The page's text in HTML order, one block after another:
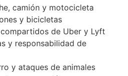
camión y motocicleta
y bicicletas
de Uber y Lyft
y responsabilidad de
y ataques de animales